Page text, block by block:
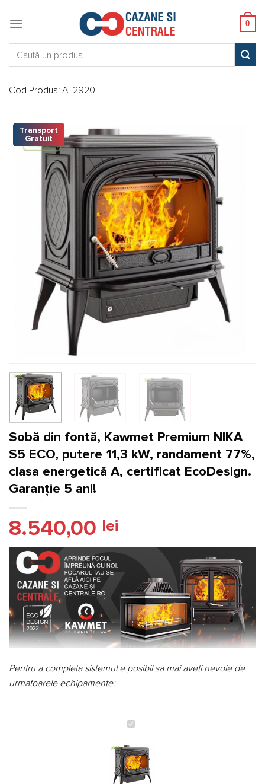
0
Cod Produs: AL2920
Transport
Gratuit
Sobă din fontă, Kawmet Premium NIKA
S5 ECO, putere 11,3 kW, randament 77%,
clasa energetică A, certificat EcoDesign.
Garanție 5 ani!
8.540,00 lei
Pentru a completa sistemul e posibil sa mai aveti nevoie de
urmatoarele echipamente:
Sobă
fontă,
Kawmet
Premium